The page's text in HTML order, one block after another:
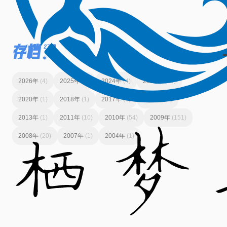
存档 271篇
2026年 (4) 2025年 2024年 (4) 2023年 (14)
2020年 (1) 2018年 (1) 2017年 (1) (1)
2013年 (1) 2011年 (10) 2010年 (54) 2009年 (151)
2008年 (20) 2007年 (1) 2004年 (1)